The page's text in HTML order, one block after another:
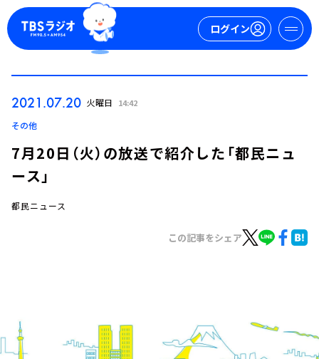
ログイン
イベント・グッズ
2021.07.20 火曜日 14:42
その他
7月20日（火）の放送で紹介した「都民ニュ
ース」
都民ニュース
この記事をシェア